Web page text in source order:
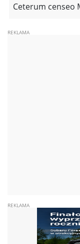
Ceterum censeo